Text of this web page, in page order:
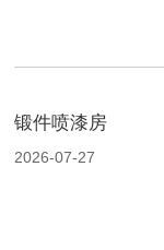
锻件喷漆房
2026-07-27